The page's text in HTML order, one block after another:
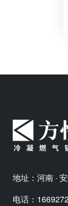
地址：河南 ·
电话：